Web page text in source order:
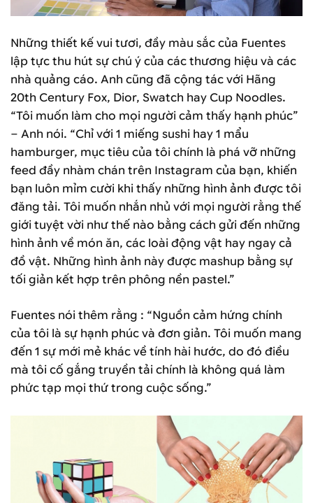
Những thiết kế vui tươi, đầy màu sắc của Fuentes
lập tực thu hút sự chú ý của các thương hiệu và các
nhà quảng cáo. Anh cũng đã cộng tác với Hãng
20th Century Fox, Dior, Swatch hay Cup Noodles.
“Tôi muốn làm cho mọi người cảm thấy hạnh phúc”
– Anh nói. “Chỉ với 1 miếng sushi hay 1 mẩu
hamburger, mục tiêu của tôi chính là phá vỡ những
feed đầy nhàm chán trên Instagram của bạn, khiến
bạn luôn mỉm cười khi thấy những hình ảnh được tôi
đăng tải. Tôi muốn nhắn nhủ với mọi người rằng thế
giới tuyệt vời như thế nào bằng cách gửi đến những
hình ảnh về món ăn, các loài động vật hay ngay cả
đồ vật. Những hình ảnh này được mashup bằng sự
tối giản kết hợp trên phông nền pastel.”
Fuentes nói thêm rằng : “Nguồn cảm hứng chính
của tôi là sự hạnh phúc và đơn giản. Tôi muốn mang
đến 1 sự mới mẻ khác về tính hài hước, do đó điều
mà tôi cố gắng truyền tải chính là không quá làm
phức tạp mọi thứ trong cuộc sống.”